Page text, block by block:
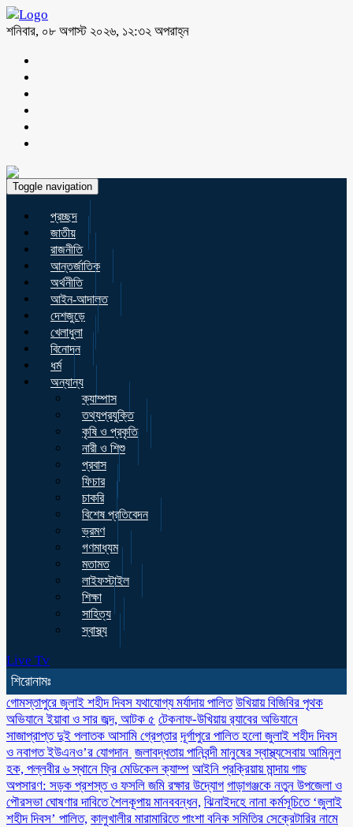
শনিবার, ০৮ অগাস্ট ২০২৬, ১২:৩২ অপরাহ্ন
Toggle navigation
প্রচ্ছদ
জাতীয়
রাজনীতি
আন্তর্জাতিক
অর্থনীতি
আইন-আদালত
দেশজুড়ে
খেলাধুলা
বিনোদন
ধর্ম
অন্যান্য
ক্যাম্পাস
তথ্যপ্রযুক্তি
কৃষি ও প্রকৃতি
নারী ও শিশু
প্রবাস
ফিচার
চাকরি
বিশেষ প্রতিবেদন
ভ্রমণ
গণমাধ্যম
মতামত
লাইফস্টাইল
শিক্ষা
সাহিত্য
স্বাস্থ্য
Live Tv
শিরোনামঃ
গোমস্তাপুরে জুলাই শহীদ দিবস যথাযোগ্য মর্যাদায় পালিত উখিয়ায় বিজিবির পৃথক
অভিযানে ইয়াবা ও সার জব্দ, আটক ৫ টেকনাফ-উখিয়ায় র‌্যাবের অভিযানে
সাজাপ্রাপ্ত দুই পলাতক আসামি গ্রেপ্তার ‎দূর্গাপুরে পালিত হলো জুলাই শহীদ দিবস
ও নবাগত ইউএনও’র যোগদান ‎ জলাবদ্ধতায় পানিবন্দী মানুষের স্বাস্থ্যসেবায় আমিনুল
হক, পল্লবীর ৬ স্থানে ফ্রি মেডিকেল ক্যাম্প আইনি প্রক্রিয়ায় মান্দায় গাছ
অপসারণ: সড়ক প্রশস্ত ও ফসলি জমি রক্ষার উদ্যোগ গাড়াগঞ্জকে নতুন উপজেলা ও
পৌরসভা ঘোষণার দাবিতে শৈলকূপায় মানববন্ধন, ঝিনাইদহে নানা কর্মসূচিতে ‘জুলাই
শহীদ দিবস’ পালিত, কালুখালীর মারামারিতে পাংশা বনিক সমিতির সেক্রেটারির নামে